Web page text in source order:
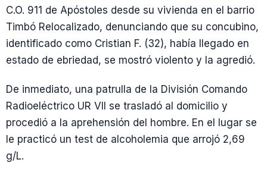
C.O. 911 de Apóstoles desde su vivienda en el barrio
Timbó Relocalizado, denunciando que su concubino,
identificado como Cristian F. (32), había llegado en
estado de ebriedad, se mostró violento y la agredió.
De inmediato, una patrulla de la División Comando
Radioeléctrico UR VII se trasladó al domicilio y
procedió a la aprehensión del hombre. En el lugar se
le practicó un test de alcoholemia que arrojó 2,69
g/L.